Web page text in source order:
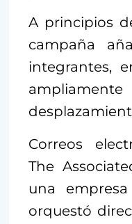
A principios
campaña
integrantes,
Correos
The
una
orquestó